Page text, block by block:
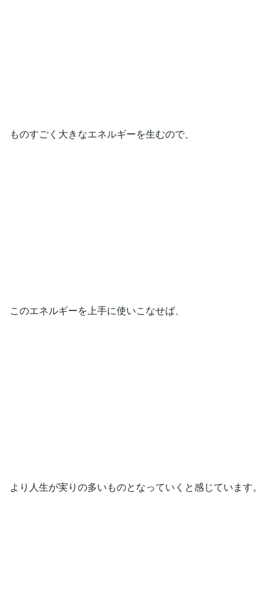
ものすごく大きなエネルギーを生むので、
このエネルギーを上手に使いこなせば、
より人生が実りの多いものとなっていくと感じています。